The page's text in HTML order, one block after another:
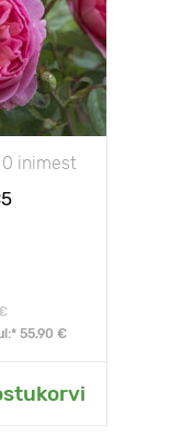
0 inimest
55.90 €